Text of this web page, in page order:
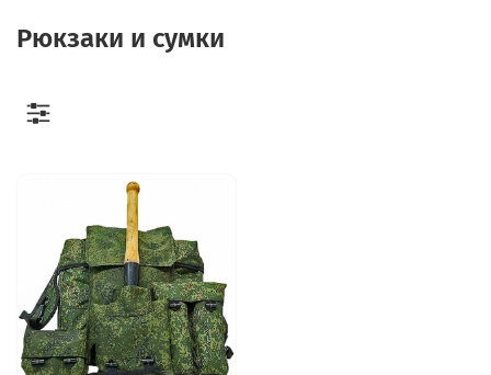
Рюкзаки и сумки